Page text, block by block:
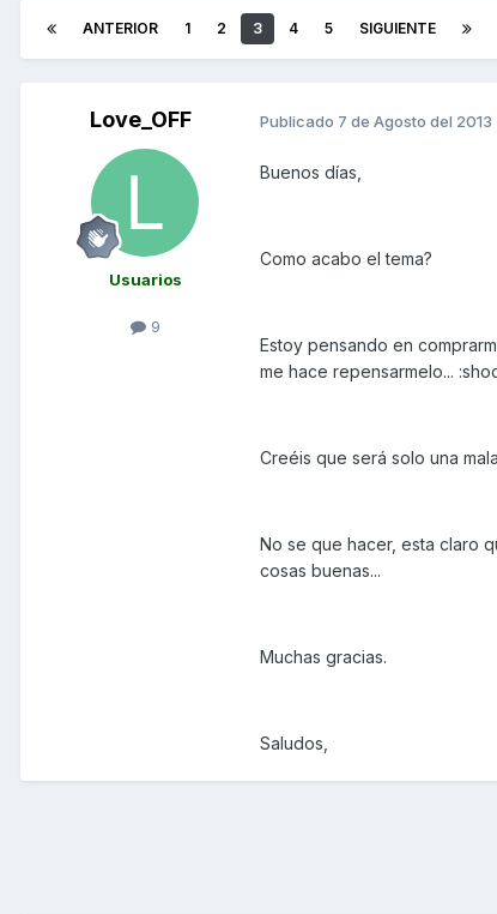
ANTERIOR 1 2 3 4 5 SIGUIENTE
Love_OFF
Usuarios
9
Publicado 7 de Agosto del 2013
Buenos días,
Como acabo el tema?
Estoy pensando en
me hace repensarmelo...
Creéis que será solo una
No se que hacer, esta claro
cosas buenas...
Muchas gracias.
Saludos,